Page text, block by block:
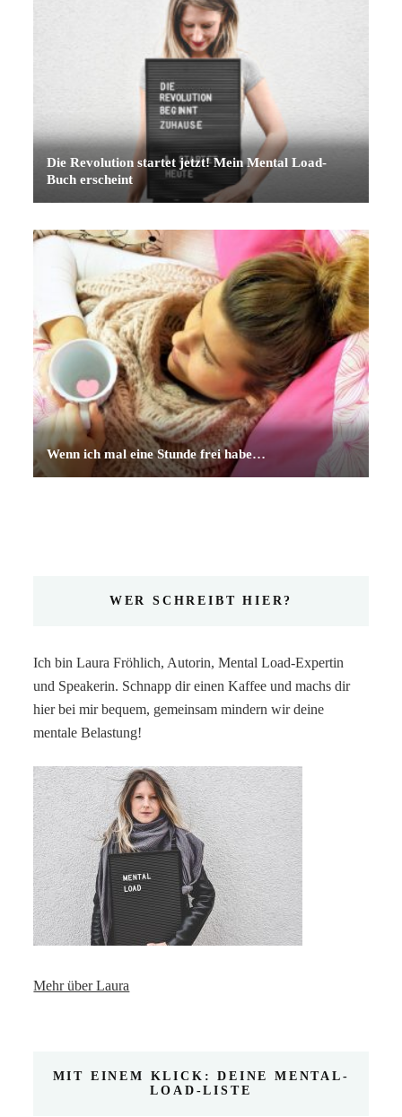
Die Revolution startet jetzt! Mein Mental Load-
Buch erscheint
Wenn ich mal eine Stunde frei habe…
WER SCHREIBT HIER?
Ich bin Laura Fröhlich, Autorin, Mental Load-Expertin
und Speakerin. Schnapp dir einen Kaffee und machs dir
hier bei mir bequem, gemeinsam mindern wir deine
mentale Belastung!
Mehr über Laura
MIT EINEM KLICK: DEINE MENTAL-
LOAD-LISTE